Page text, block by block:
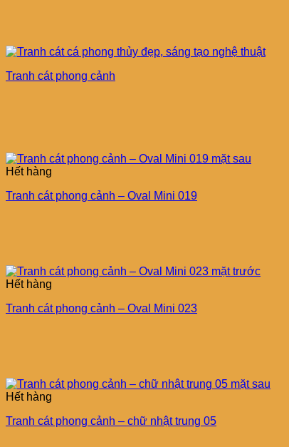
Tranh cát phong cảnh
Hết hàng
Tranh cát phong cảnh – Oval Mini 019
Hết hàng
Tranh cát phong cảnh – Oval Mini 023
Hết hàng
Tranh cát phong cảnh – chữ nhật trung 05